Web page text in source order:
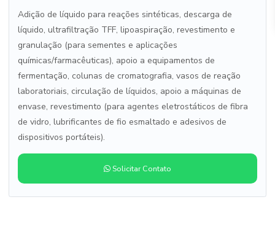
Adição de líquido para reações sintéticas, descarga de
líquido, ultrafiltração TFF, lipoaspiração, revestimento e
granulação (para sementes e aplicações
químicas/farmacêuticas), apoio a equipamentos de
fermentação, colunas de cromatografia, vasos de reação
laboratoriais, circulação de líquidos, apoio a máquinas de
envase, revestimento (para agentes eletrostáticos de fibra
de vidro, lubrificantes de fio esmaltado e adesivos de
dispositivos portáteis).
Solicitar Contato